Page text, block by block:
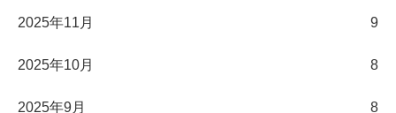
2025年11月 9
2025年10月 8
2025年9月 8